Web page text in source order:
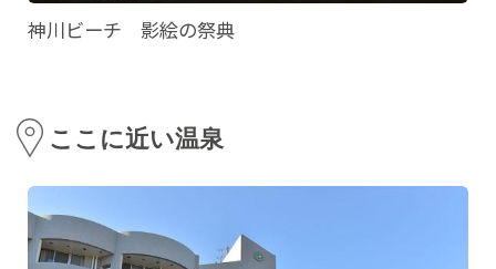
神川ビーチ 影絵の祭典
ここに近い温泉